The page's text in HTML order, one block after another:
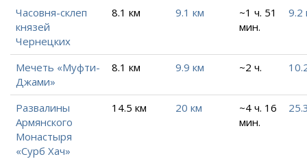
Часовня-склеп
князей
Чернецких
8.1 км 9.1 км
~1 ч. 51
мин.
9.2
Мечеть «Муфти-
Джами»
8.1 км 9.9 км ~2 ч.
Развалины
Армянского
Монастыря
«Сурб Хач»
14.5 км 20 км
~4 ч. 16
мин.